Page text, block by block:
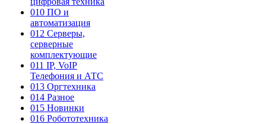
010 ПО и
автоматизация
012 Серверы,
серверные
комплектующие
011 IP, VoIP
Телефония и АТС
013 Оргтехника
014 Разное
015 Новинки
016 Робототехника